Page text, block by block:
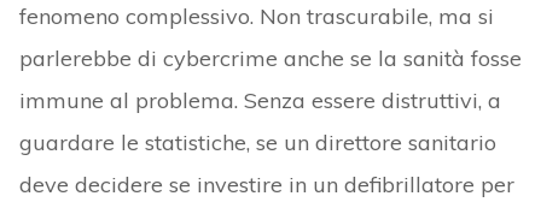
fenomeno complessivo. Non trascurabile, ma si
parlerebbe di cybercrime anche se la sanità fosse
immune al problema. Senza essere distruttivi, a
guardare le statistiche, se un direttore sanitario
deve decidere se investire in un defibrillatore per